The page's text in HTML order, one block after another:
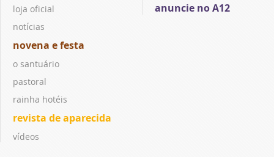
loja oficial
notícias
novena e festa
o santuário
pastoral
rainha hotéis
revista de aparecida
vídeos
anuncie no A12